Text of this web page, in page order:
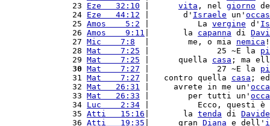
23 Eze   32:10 vita , nel giorno
24 Eze   44:12 |       d' Israele un'
25 Amos    5:2 |          La vergine d'
26 Amos    9:11 |       la capanna di
27 Mic    7:8
  |        me, o mia
nemica
28 Mat    7:25 |              25 ~E la
29 Mat    7:25 |      quella casa ; ma
30 Mat    7:27 |              27 ~E la
31 Mat    7:27 |   contro quella casa ;
32 Mat   26:31 |     avrete in me un'
33 Mat   26:33 |        per tutti un'
34 Luc    2:34 |          Ecco, questi è
35 Atti   15:16 |       la tenda di Davide
36 Atti   19:35 |      gran Diana e dell'